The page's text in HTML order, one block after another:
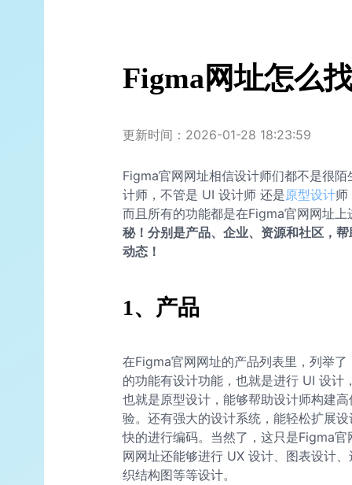
Figma网址怎么
更新时间：2026-01-28 18:23:59
Figma官网网址相信设计师们都不是很
计师，不管是 UI 设计师 还是原型设计师
而且所有的功能都是在Figma官网网址上
秘！分别是产品、企业、资源和社区，
动态！
1、产品
在Figma官网网址的产品列表里，列举
的功能有设计功能，也就是进行 UI 设计
也就是原型设计，能够帮助设计师构建
验。还有强大的设计系统，能轻松扩展
快的进行编码。当然了，这只是Figma
网网址还能够进行 UX 设计、图表设计、
织结构图等等设计。